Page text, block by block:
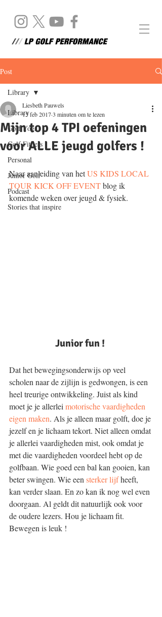
Post
Library
Golf Yoga
Golf Fitness
Personal
Junior Golf
Podcast
Stories that inspire
Library
Mijn top 4 TPI oefeningen
voor ALLE jeugd golfers !
Liesbeth Pauwels
15 feb 20173 minuten om te lezen
Naar aanleiding van het US KIDS LOCAL
TOUR KICK OFF EVENT blog ik
komende weken over jeugd & fysiek.
Junior fun !
Dat het bewegingsonderwijs op veel
scholen naar de zijlijn is gedwongen, is een
heel treurige ontwikkeling. Juist als kind
moet je je allerlei motorische vaardigheden
eigen maken. Als je alleen maar golft, doe je
jezelf en je lichaam tekort. Niet alleen omdat
je allerlei vaardigheden mist, ook omdat je
met die vaardigheden voordeel hebt op de
golfbaan. Wie goed een bal kan gooien, kan
beter swingen. Wie een sterker lijf heeft,
kan verder slaan. En zo kan ik nog wel even
doorgaan. Al geldt dit natuurlijk ook voor
de oudere lezers. Hou je lichaam fit.
Bewegen is leuk !